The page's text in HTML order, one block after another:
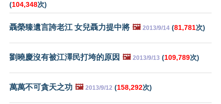
(104,348次)
聶榮臻遺言誇老江 女兒聶力提中將 🖼️ 2013/9/14 (81,781次)
劉曉慶沒有被江澤民打垮的原因 🖼️ 2013/9/13 (109,789次)
萬萬不可貪天之功 🖼️ 2013/9/12 (158,292次)